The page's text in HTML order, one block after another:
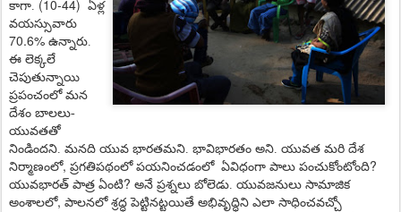
కాగా. (10-44) ఏళ్ల
వ‌య‌స్సువారు
70.6% ఉన్నారు.
ఈ లెక్క‌లే
చెపుతున్నాయి
ప్ర‌పంచంలో మ‌న
దేశం బాలలు-
యువతతో
నిండిందని. మనది యువ భార‌త‌మ‌ని. భావిభార‌తం అని. యువ‌త మ‌రి దేశ
నిర్మాణంలో, ప్ర‌గ‌తిపథంలో ప‌య‌నించ‌డంలో ఏవిధంగా పాలు పంచుకోంటోంది?
యువ‌భార‌త్ పాత్ర ఏంటి? అనే ప్ర‌శ్న‌లు బోలెడు. యువ‌జ‌నులు సామాజిక
అంశాల‌లో, పాల‌న‌లో శ్ర‌ద్ధ పెట్టిన‌ట్ట‌యితే అభివృద్ధిని ఎలా సాధించ‌వ‌చ్చో